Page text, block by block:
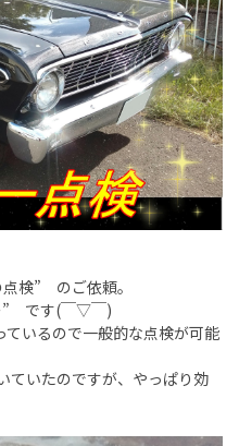
検” のご依頼。
” です(￣▽￣)
いるので一般的な点検が可能
ていたのですが、やっぱり効